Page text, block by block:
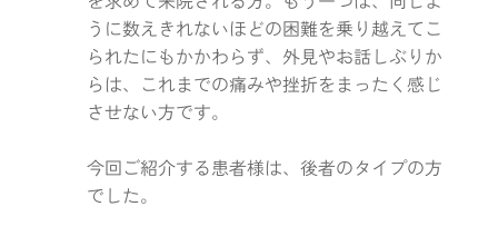
うに数えきれないほどの困難を乗り越えてこ
られたにもかかわらず、外見やお話しぶりか
らは、これまでの痛みや挫折をまったく感じ
させない方です。
今回ご紹介する患者様は、後者のタイプの方
でした。